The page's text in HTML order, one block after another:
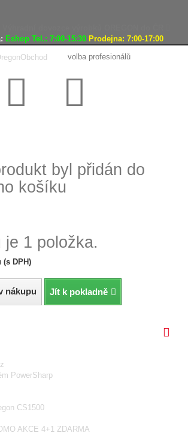
Eshop Tel.: 7:00-15:30 Prodejna: 7:00-17:00
volba profesionálů
byl přidán do
košíku
1 položka.
(s DPH)
nákupu Jít k pokladně
PowerSharp
CS1500
AKCE 4+1 ZDARMA